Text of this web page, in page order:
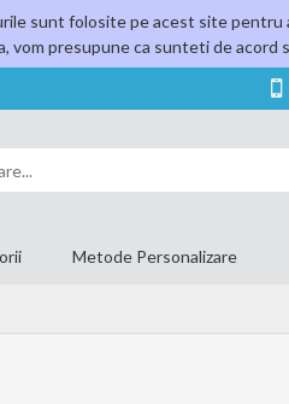
sunt folosite pe acest site pentru
vom presupune ca sunteti de acord
Metode Personalizare